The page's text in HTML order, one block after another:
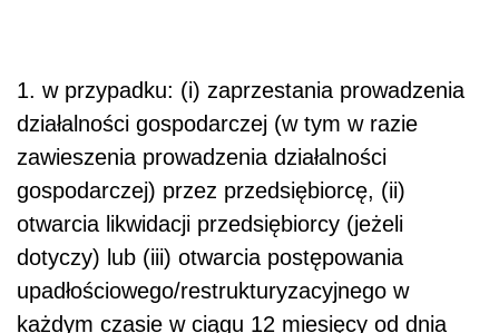
1. w przypadku: (i) zaprzestania prowadzenia
działalności gospodarczej (w tym w razie
zawieszenia prowadzenia działalności
gospodarczej) przez przedsiębiorcę, (ii)
otwarcia likwidacji przedsiębiorcy (jeżeli
dotyczy) lub (iii) otwarcia postępowania
upadłościowego/restrukturyzacyjnego w
każdym czasie w ciągu 12 miesięcy od dnia